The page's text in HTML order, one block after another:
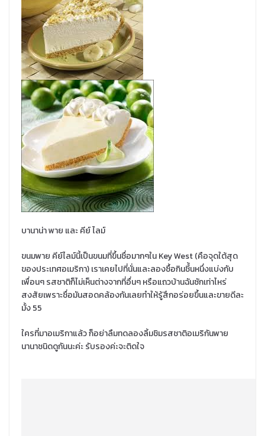
บานาน่า พาย และ คีย์ ไลม์
ขนมพาย คีย์ไลม์นี้เป็นขนมที่ขึ้นชื่อมากๆใน Key West (คือจุดใต้สุด
ของประเทศอเมริกา) เราเคยไปที่นั่นและลองซื้อกินชิ้้นหนึ่งแบ่งกับ
เพื่อนๆ รสชาติก็ไม่เห็นต่างจากที่อื่นๆ หรือแถวบ้านฉันซักเท่าไหร่
สงสัยเพราะชื่อมันสอดคล้องกันเลยทำให้รู้สึกอร่อยขึ้นและขายดีละ
มั้ง 55
ใครที่มาอเมริกาแล้ว ก็อย่าลืมทดลองลิ้มชิมรสชาติอเมริกันพาย
นานาชนิดดูกันนะค่ะ รับรองค่ะจะติดใจ